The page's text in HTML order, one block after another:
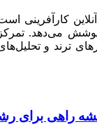
کارآفرینی
می‌دهد. تمرکز
ترند و تحلیل‌های